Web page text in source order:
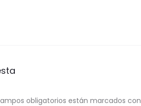
obligatorios están marcados con